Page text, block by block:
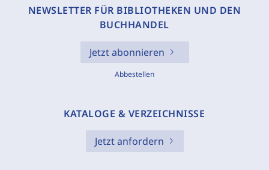
NEWSLETTER FÜR BIBLIOTHEKEN UND DEN
BUCHHANDEL
Jetzt abonnieren
Abbestellen
KATALOGE & VERZEICHNISSE
Jetzt anfordern